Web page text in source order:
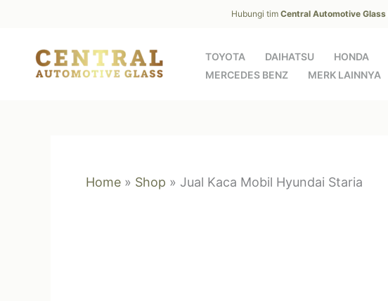
content
Hubungi tim Central Automotive Glass
TOYOTA DAIHATSU HONDA
MERCEDES BENZ
MERK LAINNYA
Home » Shop » Jual Kaca Mobil Hyundai Staria